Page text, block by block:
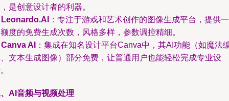
是创意设计者的利器。
Leonardo.AI
：专注于游戏和艺术创作的图像生成平台，提供一
度的免费生成次数，风格多样，参数调控精细。
Canva AI
：集成在知名设计平台Canva中，其AI功能（如魔法
文本生成图像）部分免费，让普通用户也能轻松完成专业设
AI音频与视频处理